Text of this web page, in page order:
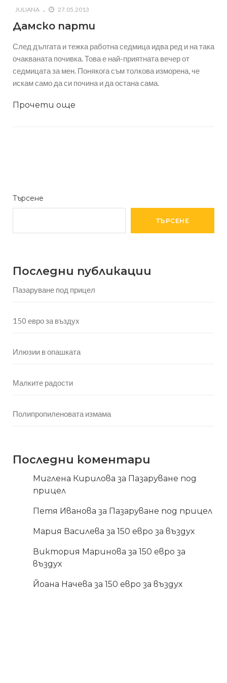
JULIANA 27.05.2013
Дамско парти
След дългата и тежка работна седмица идва ред и на така
очакваната почивка. Това е най-приятната вечер от
седмицата за мен. Понякога съм толкова изморена, че
искам само да си почина и да остана сама.
Прочети още
Търсене
ТЪРСЕНЕ
Последни публикации
Пазаруване под прицел
150 евро за въздух
Илюзии в опашката
Малките радости
Полипропиленовата измама
Последни коментари
Миглена Кирилова за Пазаруване под
прицел
Петя Иванова за Пазаруване под прицел
Мария Василева за 150 евро за въздух
Виктория Маринова за 150 евро за
въздух
Йоана Начева за 150 евро за въздух